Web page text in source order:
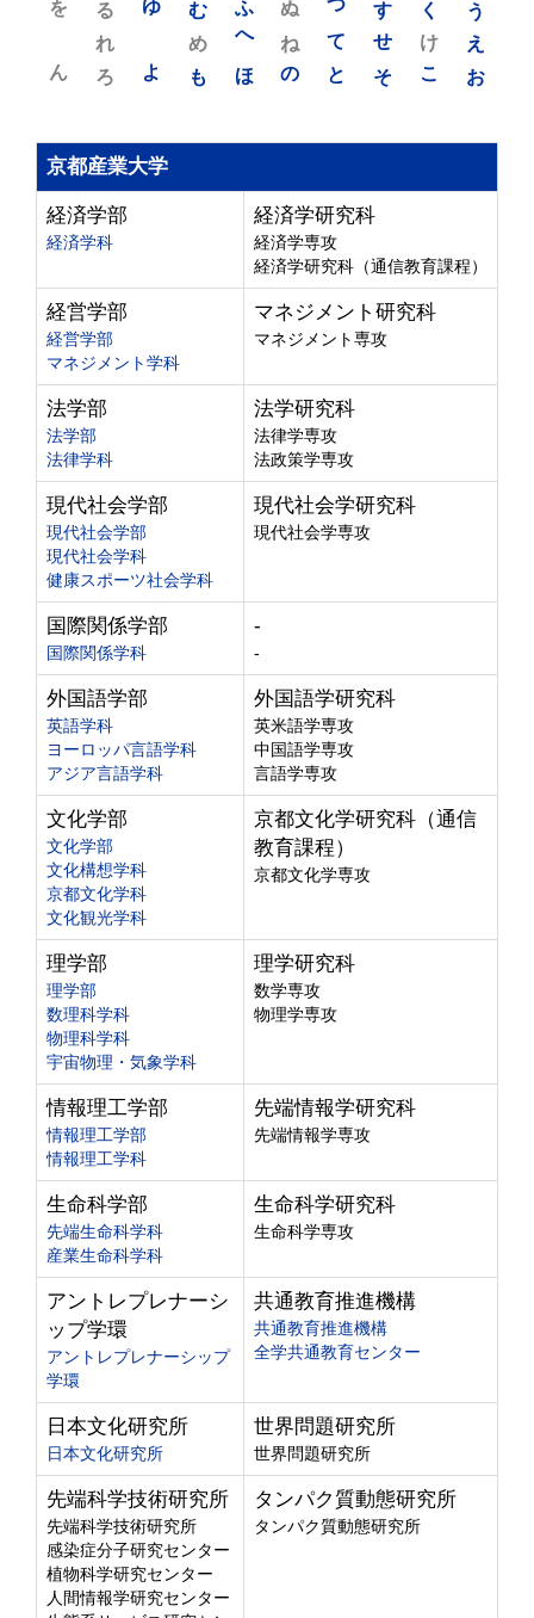
え
お
け
こ
せ
そ
て
と
ね
の
へ
ほ
め
も
よ
れ
ろ
ん
京都産業大学
経済学部
経済学科
経済学研究科
経済学専攻
経済学研究科（通信教育課程）
経営学部
経営学部
マネジメント学科
マネジメント研究科
マネジメント専攻
法学部
法学部
法律学科
法学研究科
法律学専攻
法政策学専攻
現代社会学部
現代社会学部
現代社会学科
健康スポーツ社会学科
現代社会学研究科
現代社会学専攻
国際関係学部
国際関係学科
-
-
外国語学部
英語学科
ヨーロッパ言語学科
アジア言語学科
外国語学研究科
英米語学専攻
中国語学専攻
言語学専攻
文化学部
文化学部
文化構想学科
京都文化学科
文化観光学科
京都文化学研究科（通信
教育課程）
京都文化学専攻
理学部
理学部
数理科学科
物理科学科
宇宙物理・気象学科
理学研究科
数学専攻
物理学専攻
情報理工学部
情報理工学部
情報理工学科
先端情報学研究科
先端情報学専攻
生命科学部
先端生命科学科
産業生命科学科
生命科学研究科
生命科学専攻
アントレプレナーシ
ップ学環
アントレプレナーシップ
学環
共通教育推進機構
共通教育推進機構
全学共通教育センター
日本文化研究所
日本文化研究所
世界問題研究所
世界問題研究所
先端科学技術研究所
先端科学技術研究所
感染症分子研究センター
植物科学研究センター
人間情報学研究センター
タンパク質動態研究所
タンパク質動態研究所